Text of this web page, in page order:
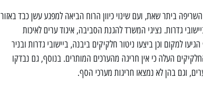
ביתר שאת, ועם שינוי כיוון הרוח הביאה למפגע עשן כבד באזור
גדרות. נציגי המשרד להגנת הסביבה, איגוד ערים לאיכות
למקום וכן ביצעו ניטור חלקיקים ביבנה, ביישובי גדרות ובניר
העלה כי אין חריגה מהערכים המותרים. בנוסף, גם נבדקו
וגם בהן לא נמצאו חריגות מערכי הסף.